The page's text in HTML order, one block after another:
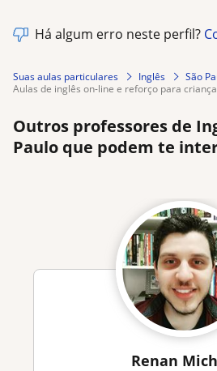
Há algum erro neste perfil?
Suas aulas particulares Inglês
São
aulas de inglês on-line e reforço para
Outros professores de
Paulo que podem te
Renan